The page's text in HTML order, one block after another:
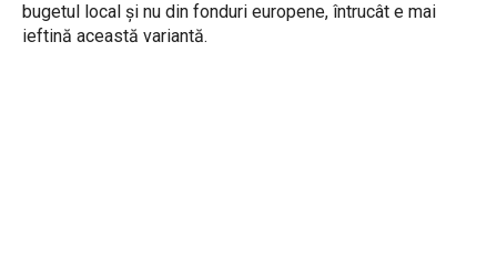
bugetul local și nu din fonduri europene, întrucât e mai
ieftină această variantă.